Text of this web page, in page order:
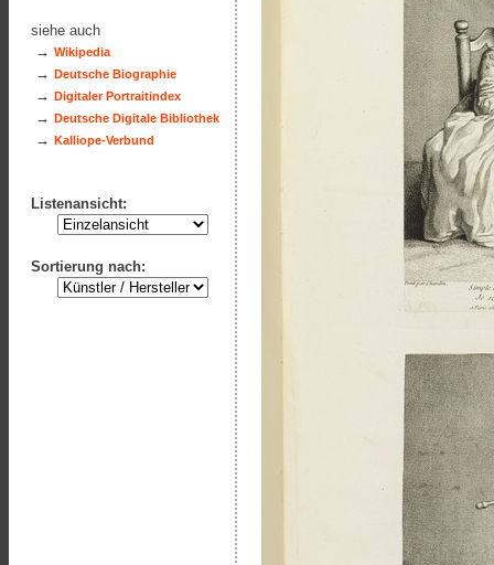
siehe auch
→ Wikipedia
→ Deutsche Biographie
→ Digitaler Portraitindex
→ Deutsche Digitale Bibliothek
→ Kalliope-Verbund
Listenansicht:
Sortierung nach: